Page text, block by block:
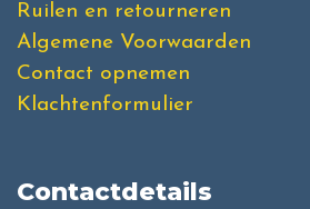
Ruilen en retourneren
Algemene Voorwaarden
Contact opnemen
Klachtenformulier
Contactdetails